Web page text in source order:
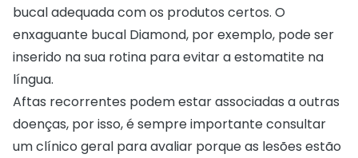
bucal adequada com os produtos certos. O
enxaguante bucal Diamond, por exemplo, pode ser
inserido na sua rotina para evitar a estomatite na
língua.
Aftas recorrentes podem estar associadas a outras
doenças, por isso, é sempre importante consultar
um clínico geral para avaliar porque as lesões estão